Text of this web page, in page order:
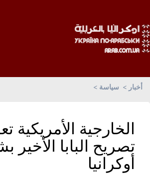
أخبار سياسة
الخارجية الأمريكية
تصريح البابا الأخير
أوكرانيا